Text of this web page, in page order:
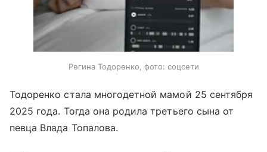
Регина Тодоренко, фото: соцсети
Тодоренко стала многодетной мамой 25 сентября
2025 года. Тогда она родила третьего сына от
певца Влада Топалова.